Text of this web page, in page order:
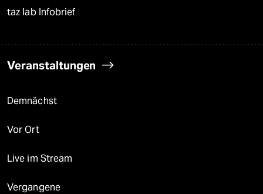
taz lab Infobrief
Veranstaltungen
Demnächst
Vor Ort
Live im Stream
Vergangene